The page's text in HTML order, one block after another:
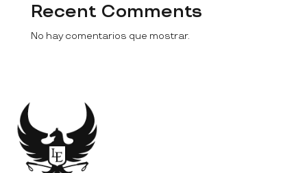
Recent Comments
No hay comentarios que mostrar.